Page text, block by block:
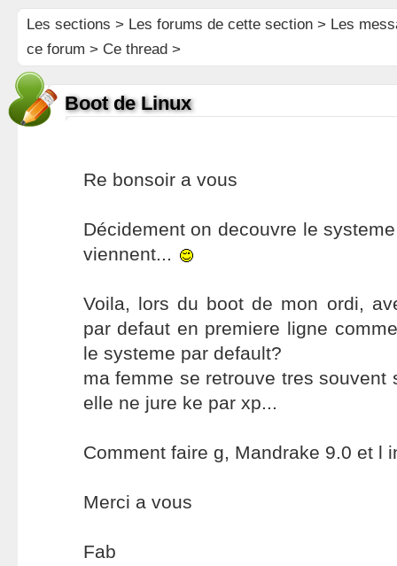
Les sections > Les forums de cette section> Les
ce forum > Ce thread >
Boot de Linux
Re bonsoir a vous
Décidement on decouvre le
viennent...
Voila, lors du boot de mon ordi,
par defaut en premiere ligne
le systeme par default?
ma femme se retrouve tres souvent
elle ne jure ke par xp...
Comment faire g, Mandrake 9.0 et l
Merci a vous
Fab